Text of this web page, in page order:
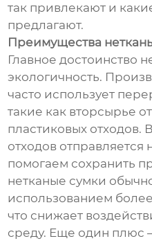
так привлекают и
предлагают.
Преимущества
Главное достоинство
экологичность.
часто использует
такие как вторсырье
пластиковых отходов.
отходов отправляется
помогаем сохранить
нетканые сумки
использованием
что снижает
среду. Еще один плюс